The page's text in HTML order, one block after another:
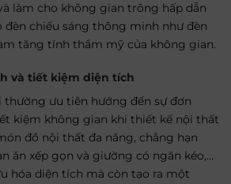
làm cho không gian trông hấp dẫn
đèn chiếu sáng thông minh như đèn
tăng tính thẩm mỹ của không gian.
và tiết kiệm diện tích
thường ưu tiên hướng đến sự đơn
kiệm không gian khi thiết kế nội thất
đồ nội thất đa năng, chẳng hạn
ăn xếp gọn và giường có ngăn kéo,…
hóa diện tích mà còn tạo ra một